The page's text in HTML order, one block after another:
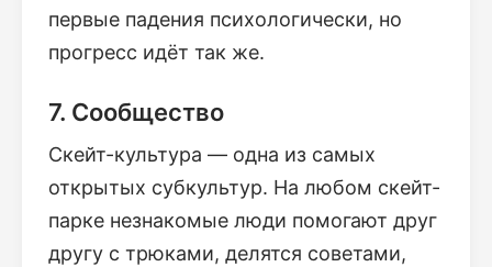
первые падения психологически, но
прогресс идёт так же.
7. Сообщество
Скейт-культура — одна из самых
открытых субкультур. На любом скейт-
парке незнакомые люди помогают друг
другу с трюками, делятся советами,